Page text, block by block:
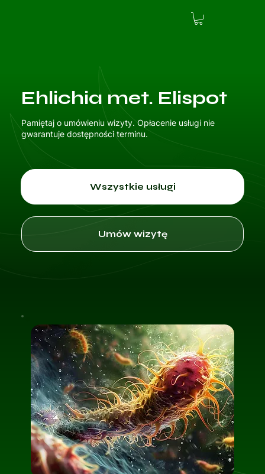
Ehlichia met. Elispot
Pamiętaj o umówieniu wizyty. Opłacenie usługi nie
gwarantuje dostępności terminu.
Wszystkie usługi
Umów wizytę